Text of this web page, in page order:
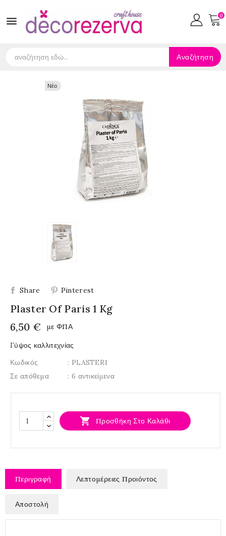
 0
Αναζήτηση
Νέο
Νέο
Share Pinterest
Plaster Of Paris 1 Kg
6,50 €
με ΦΠΑ
Γύψος καλλιτεχνίας
Κωδικός
: PLASTER1
Σε απόθεμα
: 6 αντικείμενα
 Προσθήκη Στο Καλάθι
Περιγραφή Λεπτομέρειες Προιόντος
Αποστολή